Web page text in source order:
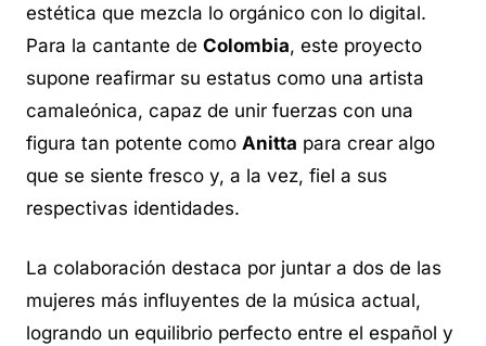
estética que mezcla lo orgánico con lo digital.
Para la cantante de Colombia, este proyecto
supone reafirmar su estatus como una artista
camaleónica, capaz de unir fuerzas con una
figura tan potente como Anitta para crear algo
que se siente fresco y, a la vez, fiel a sus
respectivas identidades.
La colaboración destaca por juntar a dos de las
mujeres más influyentes de la música actual,
logrando un equilibrio perfecto entre el español y